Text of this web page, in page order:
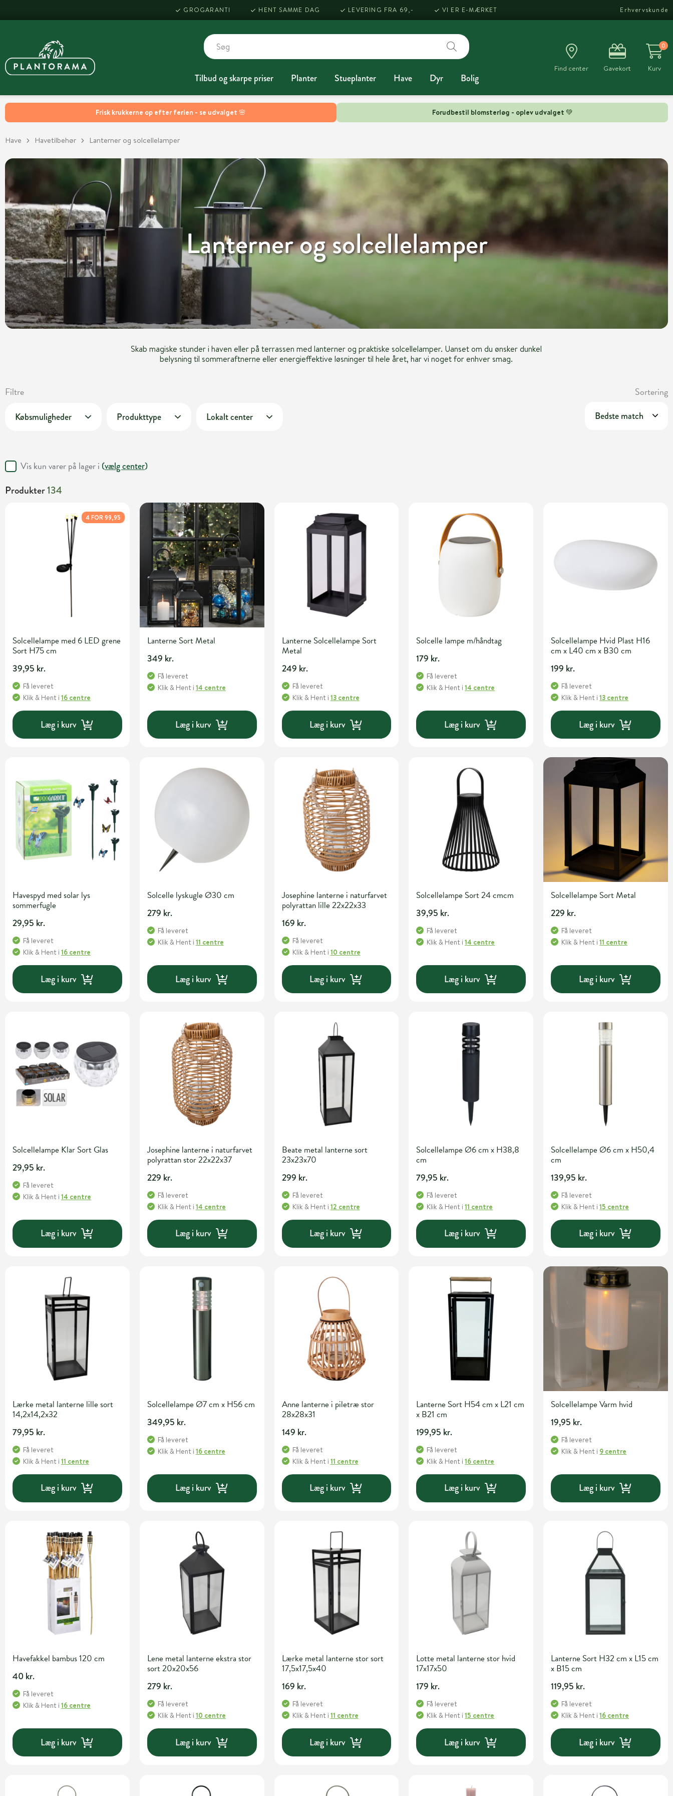
Frisk krukkerne op efter ferien - se udvalget 🌸 Forudbestil blomsterløg - oplev udvalget 💚
GROGARANTI HENT SAMME DAG LEVERING FRA 69,- VI ER E-MÆRKET Erhvervskunde
Tilbud og skarpe priser Planter Stueplanter Have Dyr Bolig
Find center Gavekort
0
Kurv
Have Havetilbehør Lanterner og solcellelamper
Lanterner og solcellelamper
Skab magiske stunder i haven eller på terrassen med lanterner og praktiske solcellelamper. Uanset om du ønsker dunkel
belysning til sommeraftnerne eller energieffektive løsninger til hele året, har vi noget for enhver smag.
Filtre Sortering
Købsmuligheder Produkttype Lokalt center
Vis kun varer på lager i (vælg center)
Produkter134
4 FOR 99,95
Solcellelampe med 6 LED grene
Sort H75 cm
39,95 kr.
Få leveret
Klik & Hent i 16 centre
Læg i kurv
Lanterne Sort Metal
349 kr.
Få leveret
Klik & Hent i 14 centre
Læg i kurv
Lanterne Solcellelampe Sort
Metal
249 kr.
Få leveret
Klik & Hent i 13 centre
Læg i kurv
Solcelle lampe m/håndtag
179 kr.
Få leveret
Klik & Hent i14 centre
Læg i kurv
Solcellelampe Hvid Plast H16
cm x L40 cm x B30 cm
199 kr.
Få leveret
Klik & Hent i13 centre
Læg i kurv
Havespyd med solar lys
sommerfugle
29,95 kr.
Få leveret
Klik & Hent i 16 centre
Læg i kurv
Solcelle lyskugle Ø30 cm
279 kr.
Få leveret
Klik & Hent i 11 centre
Læg i kurv
Josephine lanterne i naturfarvet
polyrattan lille 22x22x33
169 kr.
Få leveret
Klik & Hent i 10 centre
Læg i kurv
Solcellelampe Sort 24 cmcm
39,95 kr.
Få leveret
Klik & Hent i14 centre
Læg i kurv
Solcellelampe Sort Metal
229 kr.
Få leveret
Klik & Hent i11 centre
Læg i kurv
Solcellelampe Klar Sort Glas
29,95 kr.
Få leveret
Klik & Hent i 14 centre
Læg i kurv
Josephine lanterne i naturfarvet
polyrattan stor 22x22x37
229 kr.
Få leveret
Klik & Hent i 14 centre
Læg i kurv
Beate metal lanterne sort
23x23x70
299 kr.
Få leveret
Klik & Hent i 12 centre
Læg i kurv
Solcellelampe Ø6 cm x H38,8
cm
79,95 kr.
Få leveret
Klik & Hent i11 centre
Læg i kurv
Solcellelampe Ø6 cm x H50,4
cm
139,95 kr.
Få leveret
Klik & Hent i15 centre
Læg i kurv
Lærke metal lanterne lille sort
14,2x14,2x32
79,95 kr.
Få leveret
Klik & Hent i 11 centre
Læg i kurv
Solcellelampe Ø7 cm x H56 cm
349,95 kr.
Få leveret
Klik & Hent i 16 centre
Læg i kurv
Anne lanterne i piletræ stor
28x28x31
149 kr.
Få leveret
Klik & Hent i 11 centre
Læg i kurv
Lanterne Sort H54 cm x L21 cm
x B21 cm
199,95 kr.
Få leveret
Klik & Hent i16 centre
Læg i kurv
Solcellelampe Varm hvid
19,95 kr.
Få leveret
Klik & Hent i 9 centre
Læg i kurv
Havefakkel bambus 120 cm
40 kr.
Få leveret
Klik & Hent i 16 centre
Læg i kurv
Lene metal lanterne ekstra stor
sort 20x20x56
279 kr.
Få leveret
Klik & Hent i 10 centre
Læg i kurv
Lærke metal lanterne stor sort
17,5x17,5x40
169 kr.
Få leveret
Klik & Hent i 11 centre
Læg i kurv
Lotte metal lanterne stor hvid
17x17x50
179 kr.
Få leveret
Klik & Hent i15 centre
Læg i kurv
Lanterne Sort H32 cm x L15 cm
x B15 cm
119,95 kr.
Få leveret
Klik & Hent i16 centre
Læg i kurv